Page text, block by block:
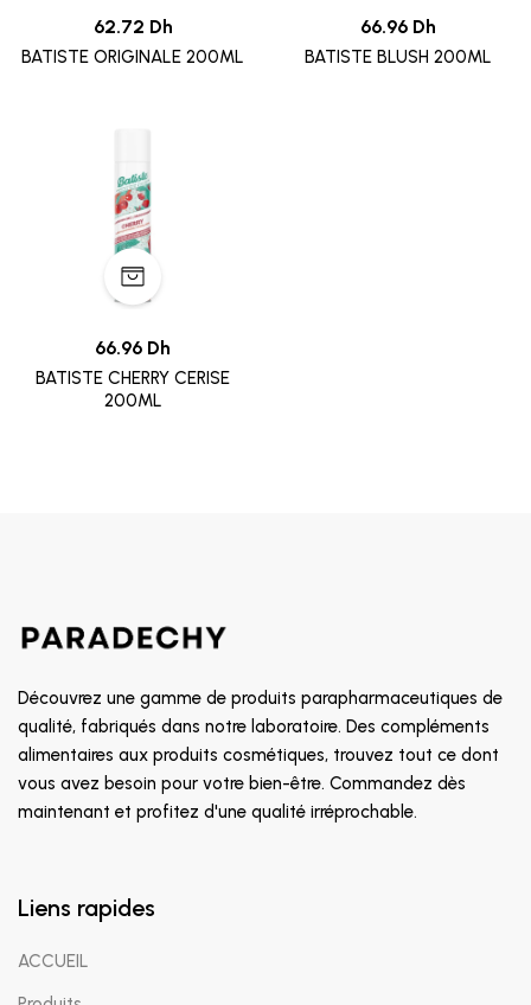
62.72 Dh
BATISTE ORIGINALE 200ML
66.96 Dh
BATISTE BLUSH 200ML
66.96 Dh
BATISTE CHERRY CERISE
200ML
Découvrez une gamme de produits parapharmaceutiques de
qualité, fabriqués dans notre laboratoire. Des compléments
alimentaires aux produits cosmétiques, trouvez tout ce dont
vous avez besoin pour votre bien-être. Commandez dès
maintenant et profitez d'une qualité irréprochable.
Liens rapides
ACCUEIL